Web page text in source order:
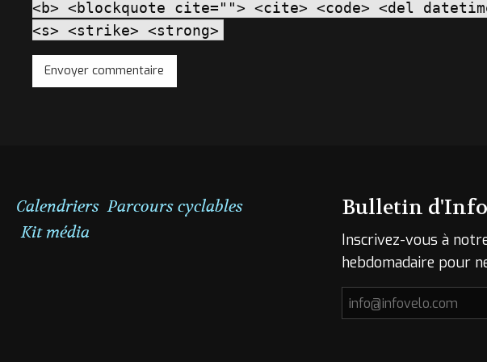
<b> <blockquote cite=""> <cite> <code> <del
<s> <strike> <strong>
Calendriers Parcours cyclables
Kit média
Bulletin
Inscrivez-vous à
hebdomadaire pour